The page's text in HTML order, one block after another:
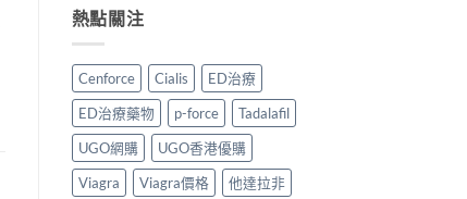
熱點關注
Cenforce Cialis
ED治療
ED治療藥物
p-force
Tadalafil
UGO網購
UGO香港優購
Viagra
Viagra價格
他達拉非